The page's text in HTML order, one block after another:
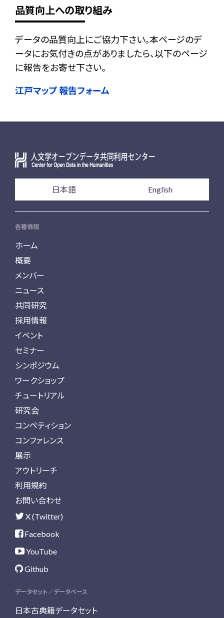
品質向上への取り組み
データの品質向上にご協力下さい。本ページのデ
ータにお気付きの点がありましたら、以下のページ
に報告をお寄せ下さい。
江戸マップ 報告フォーム
日本語 English
各種情報
ホーム
概要
メンバー
ニュース
共同研究
採用情報
イベント
セミナー
シンポジウム
ワークショップ
チュートリアル
研究会
コンペティション
コンファレンス
展示
アウトリーチ
利用規約
お問い合わせ
X (Twitter)
Facebook
YouTube
Github
データセット／データベース
日本古典籍データセット